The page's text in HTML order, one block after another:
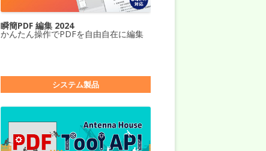
瞬簡PDF 編集 2024
かんたん操作でPDFを自由自在に編集
システム製品